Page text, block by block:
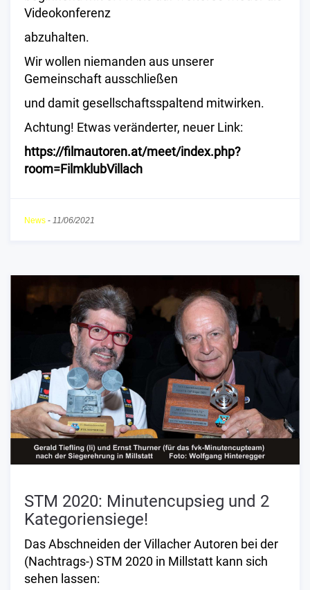
Videokonferenz
abzuhalten.
Wir wollen niemanden aus unserer
Gemeinschaft ausschließen
und damit gesellschaftsspaltend mitwirken.
Achtung! Etwas veränderter, neuer Link:
https://filmautoren.at/meet/index.php?
room=FilmklubVillach
News - 11/06/2021
STM 2020: Minutencupsieg und 2
Kategoriensiege!
Das Abschneiden der Villacher Autoren bei der
(Nachtrags-) STM 2020 in Millstatt kann sich
sehen lassen: